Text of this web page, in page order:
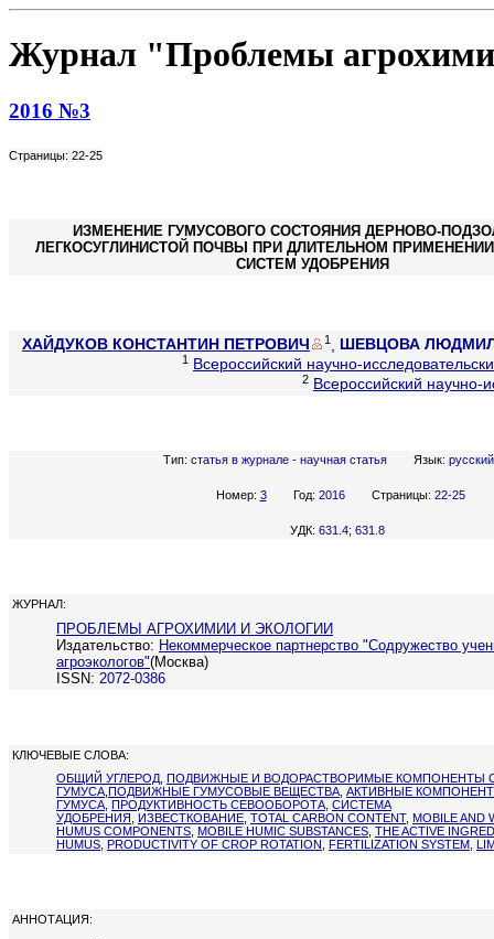
Журнал "Проблемы
2016 №3
Страницы: 22-25
ИЗМЕНЕНИЕ ГУМУСОВОГО СОСТОЯНИЯ ДЕРНОВО-
ЛЕГКОСУГЛИНИСТОЙ ПОЧВЫ ПРИ ДЛИТЕЛЬНОМ
СИСТЕМ УДОБРЕНИЯ
ХАЙДУКОВ КОНСТАНТИН ПЕТРОВИЧ 1 ШЕВЦОВА
1 Всероссийский научно-
2 Всероссийский научно-
Тип: статья в журнале - научная статья Язык: русский
Номер: 3 Год: 2016 Страницы: 22-25
УДК: 631.4; 631.8
ЖУРНАЛ:
ПРОБЛЕМЫ АГРОХИМИИ И ЭКОЛОГИИ
Издательство: Некоммерческое партнерство "Содружество
агроэкологов"(Москва)
ISSN: 2072-0386
КЛЮЧЕВЫЕ СЛОВА:
ОБЩИЙ УГЛЕРОД ПОДВИЖНЫЕ И ВОДОРАСТВОРИМЫЕ КОМПОНЕНТЫ
ГУМУСА ПОДВИЖНЫЕ ГУМУСОВЫЕ ВЕЩЕСТВА АКТИВНЫЕ
ГУМУСА ПРОДУКТИВНОСТЬ СЕВООБОРОТА СИСТЕМА
УДОБРЕНИЯ
ИЗВЕСТКОВАНИЕ TOTAL CARBON CONTENT, MOBILE AND
HUMUS COMPONENTS MOBILE HUMIC SUBSTANCES THE ACTIVE
HUMUS PRODUCTIVITY OF CROP ROTATION FERTILIZATION SYSTEM
АННОТАЦИЯ: